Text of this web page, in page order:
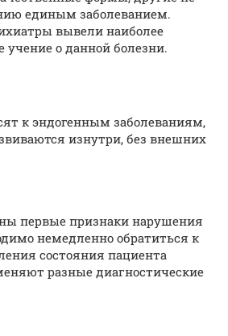
единым заболеванием.
вывели наиболее
учение о данной болезни.
к эндогенным заболеваниям,
изнутри, без внешних
первые признаки нарушения
немедленно обратиться к
состояния пациента
разные диагностические